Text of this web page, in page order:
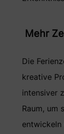
Mehr
Die
kreative
intensiver
Raum, um
entwickeln